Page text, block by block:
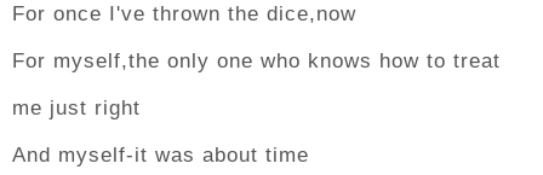
For once I've thrown the dice,now
For myself,the only one who knows how to treat
me just right
And myself-it was about time